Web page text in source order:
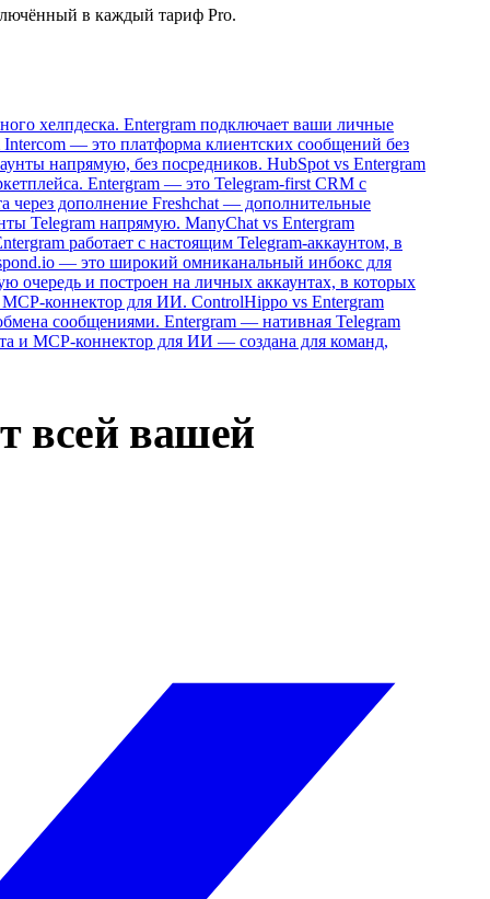
в каждый тариф Pro.
хелпдеска. Entergram подключает ваши личные
Intercom — это платформа клиентских сообщений без
напрямую, без посредников. HubSpot vs Entergram
Entergram — это Telegram-first CRM с
через дополнение Freshchat — дополнительные
Telegram напрямую. ManyChat vs Entergram
работает с настоящим Telegram-аккаунтом, в
— это широкий омниканальный инбокс для
очередь и построен на личных аккаунтах, в которых
коннектор для ИИ. ControlHippo vs Entergram
сообщениями. Entergram — нативная Telegram
и MCP-коннектор для ИИ — создана для команд,
всей вашей